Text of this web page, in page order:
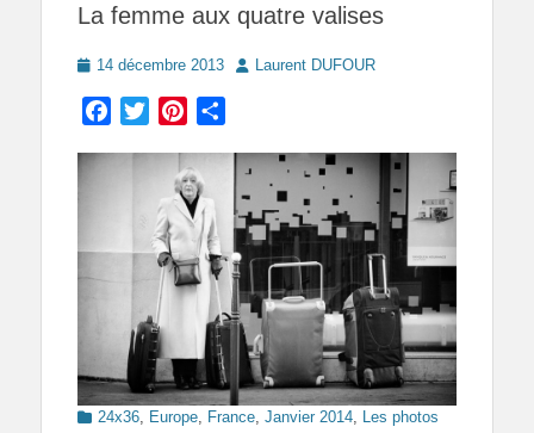
La femme aux quatre valises
Posted
14 décembre 2013 AuthorLaurent DUFOUR
Facebook
TwitterPinterest
Categories
24x36 Europe France Janvier 2014 Les photos